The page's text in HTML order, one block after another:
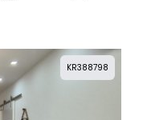
KR388798